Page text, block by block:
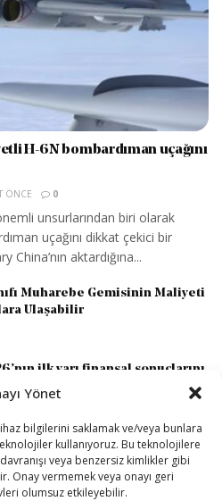
Yönet
bilgilerini saklamak ve/veya bunlara
kullanıyoruz. Bu teknolojilere
veya benzersiz kimlikler gibi
Onay vermemek veya onayı geri
olumsuz etkileyebilir.
H-6N bombardıman uçağını
ÖNCE 0
unsurlarından biri olarak
uçağını dikkat çekici bir
aktardığına...
Muharebe Gemisinin Maliyeti
Ulaşabilir
ilk yarı finansal sonuçlarını
Stealth Savaş Uçağı ve F-35